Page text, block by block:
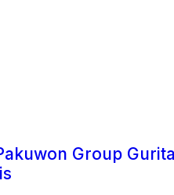
Group